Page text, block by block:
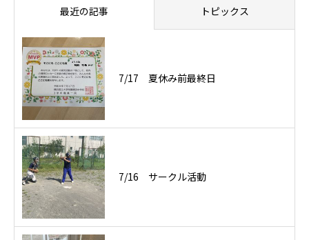
最近の記事 トピックス
7/17 夏休み前最終日
7/16 サークル活動